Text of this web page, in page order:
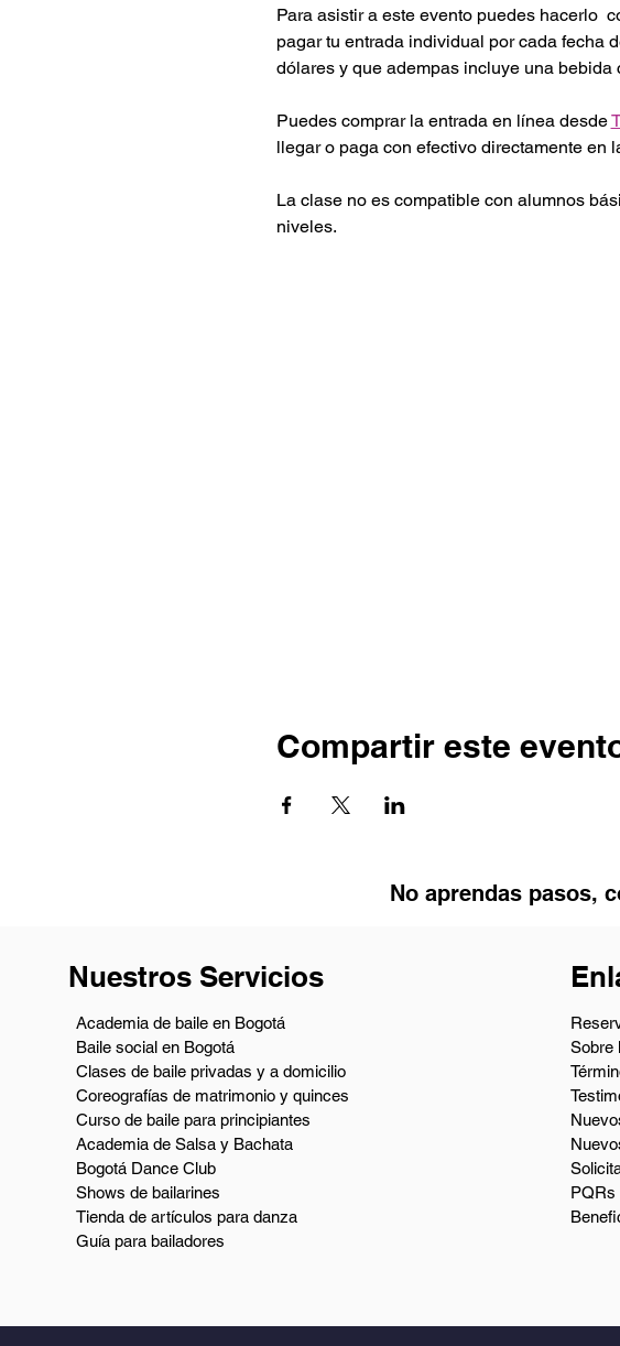
Para asistir a este evento puedes hacerlo
pagar tu entrada individual por cada fecha
dólares y que adempas incluye una bebida
Puedes comprar la entrada en línea desde
llegar o paga con efectivo directamente en
La clase no es compatible con alumnos
niveles.
Compartir este
No aprendas pasos,
Nuestros Servicios
Academia de baile en Bogotá
Baile social en Bogotá
Clases de baile privadas y a domicilio
Coreografías de matrimonio y quinces
Curso de baile para principiantes
Academia de Salsa y Bachata
Bogotá Dance Club
Shows de bailarines
Tienda de artículos para danza
Guía para bailadores
Sobre
PQRs